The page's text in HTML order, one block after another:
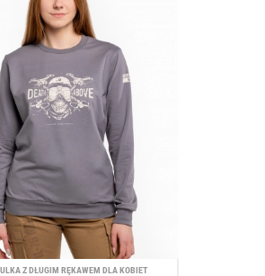
Z DŁUGIM RĘKAWEM DLA KOBIET